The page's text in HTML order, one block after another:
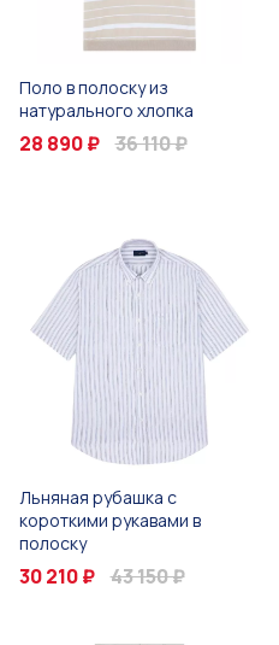
Поло в полоску из
натурального хлопка
28 890 ₽ 36 110 ₽
Льняная рубашка с
короткими рукавами в
полоску
30 210 ₽ 43 150 ₽